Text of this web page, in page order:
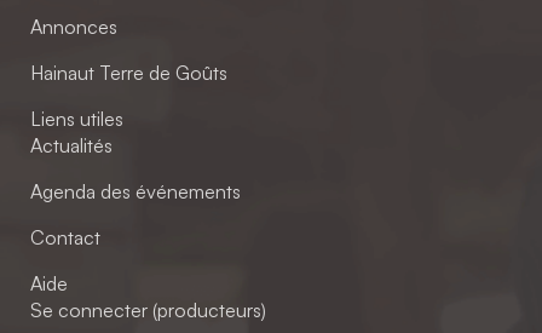
Annonces
Hainaut Terre de Goûts
Liens utiles
Actualités
Agenda des événements
Contact
Aide
Se connecter (producteurs)